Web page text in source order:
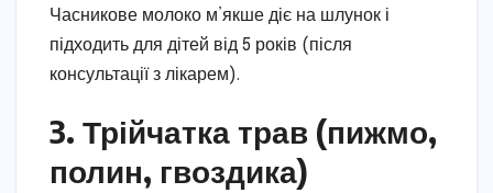
Часникове молоко м’якше діє на шлунок і
підходить для дітей від 5 років (після
консультації з лікарем).
3. Трійчатка трав (пижмо,
полин, гвоздика)